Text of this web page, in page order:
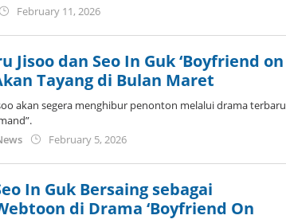
February 11, 2026by
Jisoo dan Seo In Guk ‘Boyfriend on
Tayang di Bulan Maret
akan segera menghibur penonton melalui drama terbaru
February 5, 2026by
In Guk Bersaing sebagai
di Drama ‘Boyfriend On